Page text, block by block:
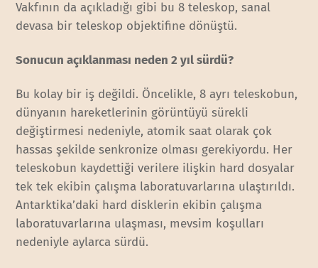
Vakfının da açıkladığı gibi bu 8 teleskop, sanal
devasa bir teleskop objektifine dönüştü.
Sonucun açıklanması neden 2 yıl sürdü?
Bu kolay bir iş değildi. Öncelikle, 8 ayrı teleskobun,
dünyanın hareketlerinin görüntüyü sürekli
değiştirmesi nedeniyle, atomik saat olarak çok
hassas şekilde senkronize olması gerekiyordu. Her
teleskobun kaydettiği verilere ilişkin hard dosyalar
tek tek ekibin çalışma laboratuvarlarına ulaştırıldı.
Antarktika’daki hard disklerin ekibin çalışma
laboratuvarlarına ulaşması, mevsim koşulları
nedeniyle aylarca sürdü.